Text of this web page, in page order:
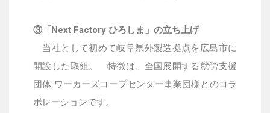
③「Next Factory ひろしま」の立ち上げ
当社として初めて岐阜県外製造拠点を広島市に
開設した取組。
特徴は、全国展開する就労支援
団体 ワーカーズコープセンター事業団様とのコラ
ボレーションです。